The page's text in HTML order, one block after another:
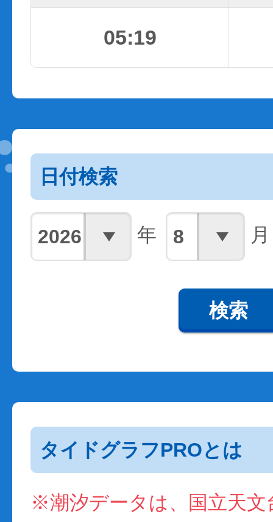
05:19
日付検索
年 月
検索
タイドグラフPROとは
※潮汐データは、国立天文